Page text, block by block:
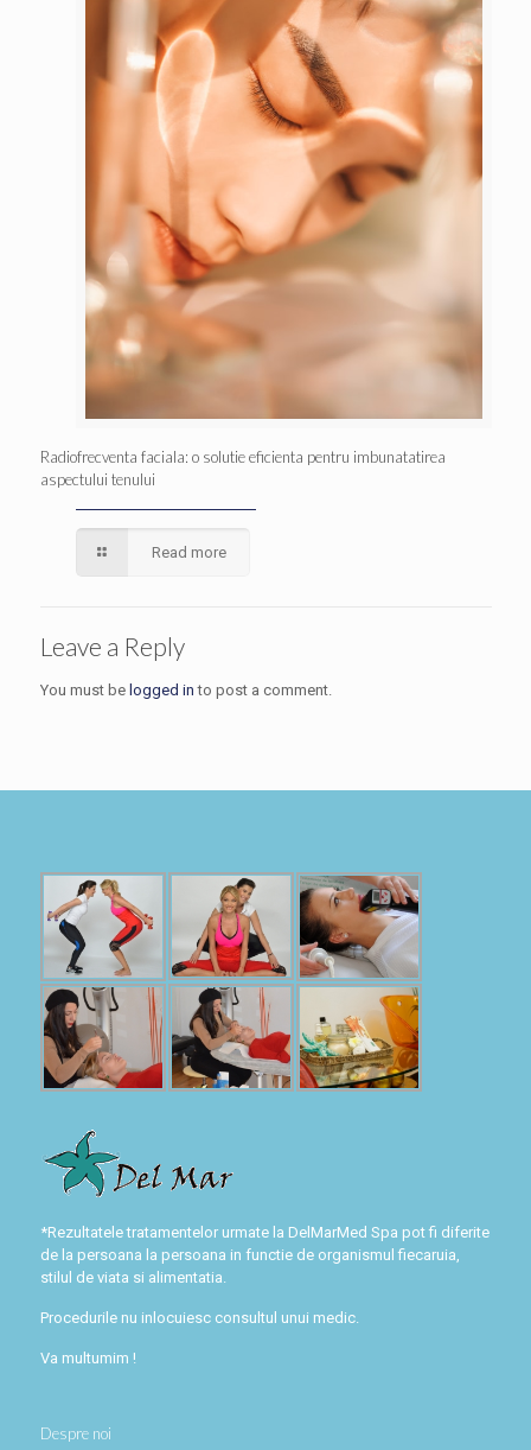
Radiofrecventa faciala: o solutie eficienta pentru imbunatatirea
aspectului tenului
Read more
Leave a Reply
You must be logged in to post a comment.
*Rezultatele tratamentelor urmate la DelMarMed Spa pot fi diferite
de la persoana la persoana in functie de organismul fiecaruia,
stilul de viata si alimentatia.
Procedurile nu inlocuiesc consultul unui medic.
Va multumim !
Despre noi